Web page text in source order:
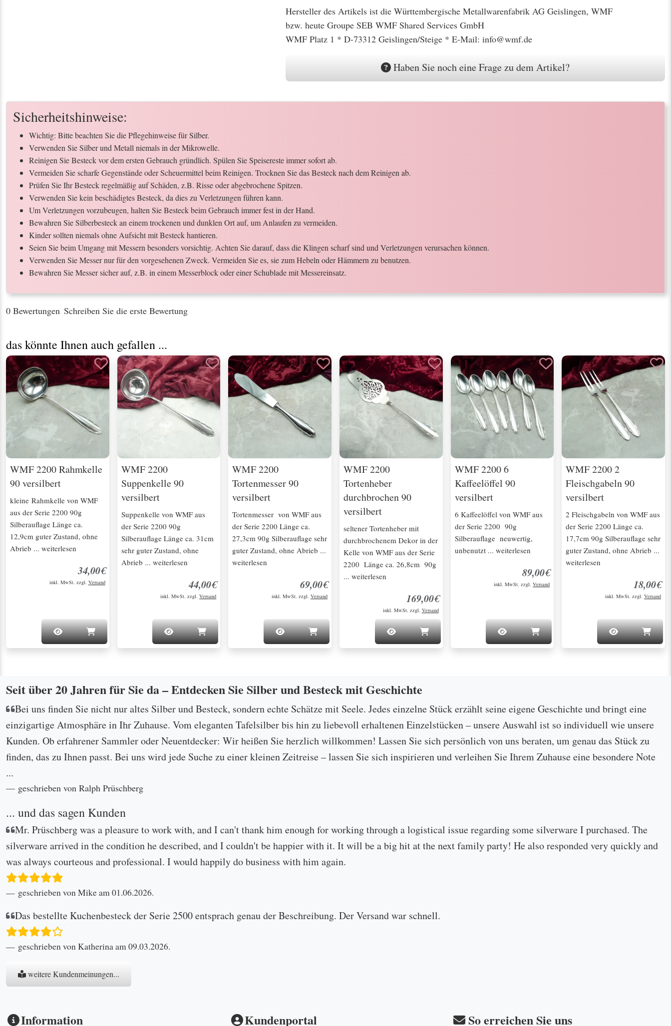
Hersteller des Artikels ist die Württembergische Metallwarenfabrik AG Geislingen, WMF
bzw. heute Groupe SEB WMF Shared Services GmbH
WMF Platz 1 * D-73312 Geislingen/Steige * E-Mail: info@wmf.de
Haben Sie noch eine Frage zu dem Artikel?
Sicherheitshinweise:
Wichtig: Bitte beachten Sie die Pflegehinweise für Silber.
Verwenden Sie Silber und Metall niemals in der Mikrowelle.
Reinigen Sie Besteck vor dem ersten Gebrauch gründlich. Spülen Sie Speisereste immer sofort ab.
Vermeiden Sie scharfe Gegenstände oder Scheuermittel beim Reinigen. Trocknen Sie das Besteck nach dem Reinigen ab.
Prüfen Sie Ihr Besteck regelmäßig auf Schäden, z.B. Risse oder abgebrochene Spitzen.
Verwenden Sie kein beschädigtes Besteck, da dies zu Verletzungen führen kann.
Um Verletzungen vorzubeugen, halten Sie Besteck beim Gebrauch immer fest in der Hand.
Bewahren Sie Silberbesteck an einem trockenen und dunklen Ort auf, um Anlaufen zu vermeiden.
Kinder sollten niemals ohne Aufsicht mit Besteck hantieren.
Seien Sie beim Umgang mit Messern besonders vorsichtig. Achten Sie darauf, dass die Klingen scharf sind und Verletzungen verursachen können.
Verwenden Sie Messer nur für den vorgesehenen Zweck. Vermeiden Sie es, sie zum Hebeln oder Hämmern zu benutzen.
Bewahren Sie Messer sicher auf, z.B. in einem Messerblock oder einer Schublade mit Messereinsatz.
0 Bewertungen Schreiben Sie die erste Bewertung
das könnte Ihnen auch gefallen ...
WMF 2200 Rahmkelle
90 versilbert
kleine Rahmkelle von WMF
aus der Serie 2200 90g
Silberauflage Länge ca.
12,9cm guter Zustand, ohne
Abrieb ... weiterlesen
34,00€
inkl. MwSt. zzgl. Versand
WMF 2200
Suppenkelle 90
versilbert
Suppenkelle von WMF aus
der Serie 2200 90g
Silberauflage Länge ca. 31cm
sehr guter Zustand, ohne
Abrieb ... weiterlesen
44,00€
inkl. MwSt. zzgl.Versand
WMF 2200
Tortenmesser 90
versilbert
Tortenmesser von WMF aus
der Serie 2200 Länge ca.
27,3cm 90g Silberauflage sehr
guter Zustand, ohne Abrieb ...
weiterlesen
69,00€
inkl. MwSt. zzgl. Versand
WMF 2200
Tortenheber
durchbrochen 90
versilbert
seltener Tortenheber mit
durchbrochenem Dekor in der
Kelle von WMF aus der Serie
2200 Länge ca. 26,8cm 90g
... weiterlesen
169,00€
inkl. MwSt. zzgl. Versand
WMF 2200 6
Kaffeelöffel 90
versilbert
6 Kaffeelöffel von WMF aus
der Serie 2200 90g
Silberauflage neuwertig,
unbenutzt ... weiterlesen
89,00€
inkl. MwSt. zzgl.Versand
WMF 2200 2
Fleischgabeln 90
versilbert
2 Fleischgabeln von WMF aus
der Serie 2200 Länge ca.
17,7cm 90g Silberauflage sehr
guter Zustand, ohne Abrieb ...
weiterlesen
18,00€
inkl. MwSt. zzgl. Versand
Seit über 20 Jahren für Sie da – Entdecken Sie Silber und Besteck mit Geschichte
Bei uns finden Sie nicht nur altes Silber und Besteck, sondern echte Schätze mit Seele. Jedes einzelne Stück erzählt seine eigene Geschichte und bringt eine
einzigartige Atmosphäre in Ihr Zuhause. Vom eleganten Tafelsilber bis hin zu liebevoll erhaltenen Einzelstücken – unsere Auswahl ist so individuell wie unsere
Kunden. Ob erfahrener Sammler oder Neuentdecker: Wir heißen Sie herzlich willkommen! Lassen Sie sich persönlich von uns beraten, um genau das Stück zu
finden, das zu Ihnen passt. Bei uns wird jede Suche zu einer kleinen Zeitreise – lassen Sie sich inspirieren und verleihen Sie Ihrem Zuhause eine besondere Note
...
geschrieben von Ralph Prüschberg
... und das sagen Kunden
Mr. Prüschberg was a pleasure to work with, and I can't thank him enough for working through a logistical issue regarding some silverware I purchased. The
silverware arrived in the condition he described, and I couldn't be happier with it. It will be a big hit at the next family party! He also responded very quickly and
was always courteous and professional. I would happily do business with him again.
geschrieben von Mike am 01.06.2026.
Das bestellte Kuchenbesteck der Serie 2500 entsprach genau der Beschreibung. Der Versand war schnell.
geschrieben von Katherina am 09.03.2026.
weitere Kundenmeinungen...
Information Kundenportal So erreichen Sie uns